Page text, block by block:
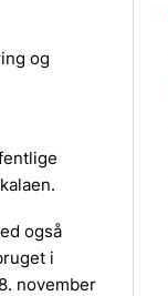
og
også
i
november